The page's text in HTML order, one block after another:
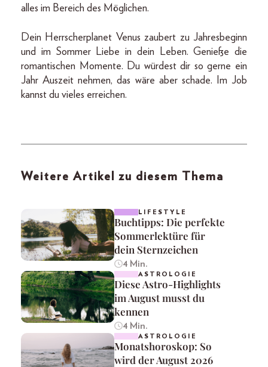
alles im Bereich des Möglichen.
Dein Herrscherplanet Venus zaubert zu Jahresbeginn
und im Sommer Liebe in dein Leben. Genieße die
romantischen Momente. Du würdest dir so gerne ein
Jahr Auszeit nehmen, das wäre aber schade. Im Job
kannst du vieles erreichen.
Weitere Artikel zu diesem Thema
LIFESTYLE
Buchtipps: Die perfekte
Sommerlektüre für
dein Sternzeichen
4 Min.
ASTROLOGIE
Diese Astro-Highlights
im August musst du
kennen
4 Min.
ASTROLOGIE
Monatshoroskop: So
wird der August 2026